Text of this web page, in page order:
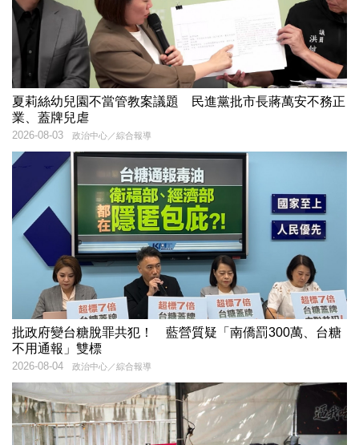
夏莉絲幼兒園不當管教案議題 民進黨批市長蔣萬安不務正
業、蓋牌兒虐
政治中心／綜合報導
2026-08-03
批政府變台糖脫罪共犯！ 藍營質疑「南僑罰300萬、台糖
不用通報」雙標
政治中心／綜合報導
2026-08-04